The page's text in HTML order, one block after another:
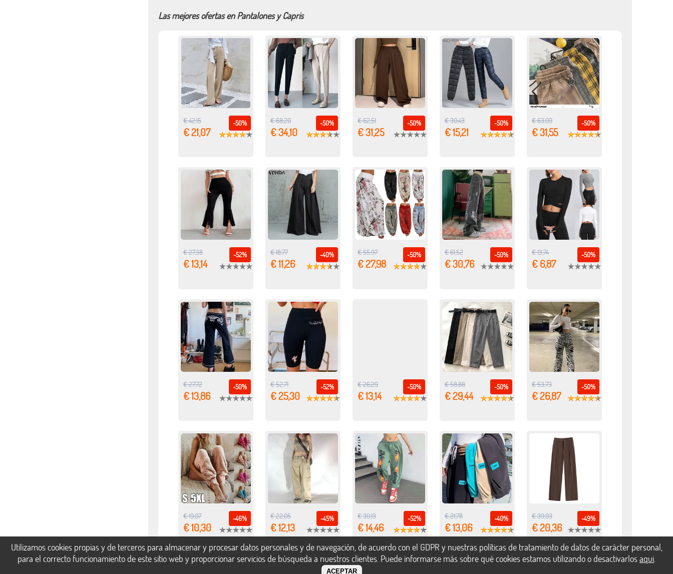
Las mejores ofertas en Pantalones y Capris
-50%
€ 42,15
€ 21,07
-50%
€ 68,20
€ 34,10
-50%
€ 62,51
€ 31,25
-50%
€ 30,43
€ 15,21
-50%
€ 63,09
€ 31,55
-52%
€ 27,38
€ 13,14
-40%
€ 18,77
€ 11,26
-50%
€ 55,97
€ 27,98
-50%
€ 61,52
€ 30,76
-50%
€ 13,74
€ 6,87
-50%
€ 27,72
€ 13,86
-52%
€ 52,71
€ 25,30
-50%
€ 26,29
€ 13,14
-50%
€ 58,88
€ 29,44
-50%
€ 53,73
€ 26,87
-46%
€ 19,07
€ 10,30
-45%
€ 22,05
€ 12,13
-52%
€ 30,13
€ 14,46
-40%
€ 21,78
€ 13,06
-49%
€ 39,93
€ 20,36
Utilizamos cookies propias y de terceros para almacenar y procesar datos personales y de navegación, de acuerdo con el GDPR y nuestras políticas de tratamiento de datos de carácter personal,
para el correcto funcionamiento de este sitio web y proporcionar servicios de búsqueda a nuestros clientes. Puede informarse más sobre qué cookies estamos utilizando o desactivarlosaqui.
ACEPTAR